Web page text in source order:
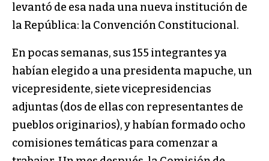
levantó de esa nada una nueva institución de
la República: la Convención Constitucional.
En pocas semanas, sus 155 integrantes ya
habían elegido a una presidenta mapuche, un
vicepresidente, siete vicepresidencias
adjuntas (dos de ellas con representantes de
pueblos originarios), y habían formado ocho
comisiones temáticas para comenzar a